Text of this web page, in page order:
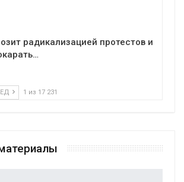
радикализацией протестов и
1 из 17 231